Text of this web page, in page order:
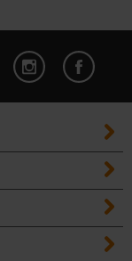
Instagram